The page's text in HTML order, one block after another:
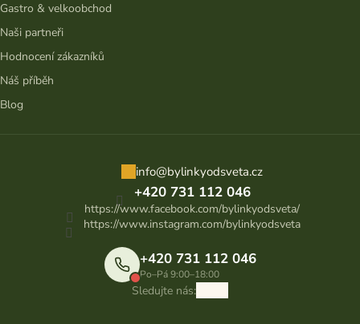
info@bylinkyodsveta.cz
+420 731 112 046
https://www.facebook.com/bylinkyodsveta/
https://www.instagram.com/bylinkyodsveta
+420 731 112 046
Po–Pá 9:00–18:00
Sledujte nás:
Gastro & velkoobchod
Naši partneři
Hodnocení zákazníků
Náš příběh
Blog